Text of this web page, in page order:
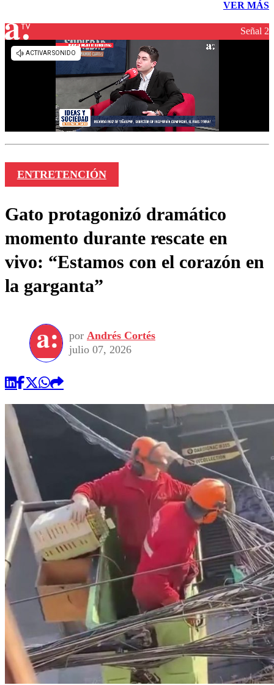
VER MÁS
Señal 2
ENTRETENCIÓN
Gato protagonizó dramático
momento durante rescate en
vivo: “Estamos con el corazón en
la garganta”
por Andrés Cortés
julio 07, 2026